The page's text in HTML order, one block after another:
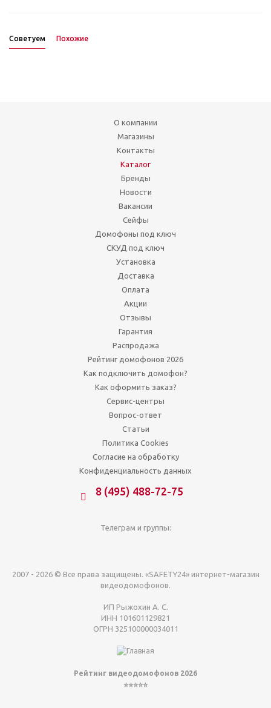
Советуем Похожие
О компании
Магазины
Контакты
Каталог
Бренды
Новости
Вакансии
Сейфы
Домофоны под ключ
СКУД под ключ
Установка
Доставка
Оплата
Акции
Отзывы
Гарантия
Распродажа
Рейтинг домофонов 2026
Как подключить домофон?
Как оформить заказ?
Сервис-центры
Вопрос-ответ
Статьи
Политика Cookies
Согласие на обработку
Конфиденциальность данных
8 (495) 488-72-75
Телеграм и группы:
2007 - 2026 © Все права защищены. «SAFETY24» интернет-магазин
видеодомофонов.
ИП Рыжохин А. С.
ИНН 101601129821
ОГРН 325100000034011
Рейтинг видеодомофонов 2026
⭐⭐⭐⭐⭐